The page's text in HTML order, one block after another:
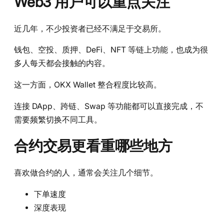
近几年，不少投资者已经不满足于交易所。
钱包、空投、质押、DeFi、NFT 等链上功能，也成为很
多人每天都会接触的内容。
这一方面，OKX Wallet 整合程度比较高。
连接 DApp、跨链、Swap 等功能都可以直接完成，不
需要频繁切换不同工具。
合约交易更看重哪些地方
喜欢做合约的人，通常会关注几个细节。
下单速度
深度表现